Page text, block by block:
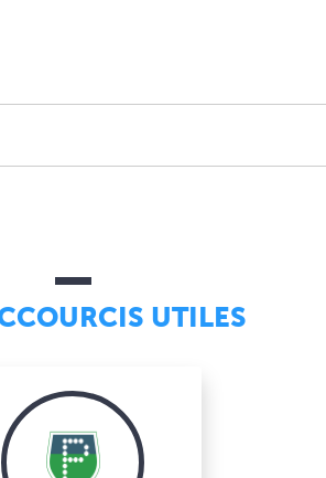
UTILES